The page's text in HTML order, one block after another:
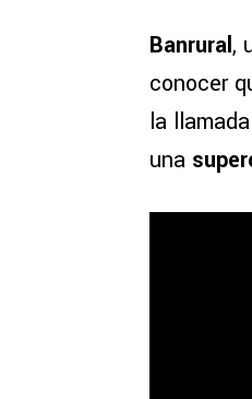
Banrural,
conocer
la llamada
una